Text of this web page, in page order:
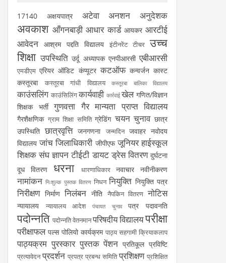
17140 अक्षयपात्र अटेवा अनशन अनुदेशक
अवकाश आँगनबाड़ी आधार कार्ड आयकर आरटीई
आवेदन आश्रम पद्दति विद्यालय इंटीनरेंट टीचर उच्च
शिक्षा उपस्थिति उर्दू अध्यापक एनपीआरसी एबीआरसी
एमडीएम एरियर ऑडिट कंप्यूटर कटऑफ कन्वर्जन कास्ट
कस्तूरबा
कस्तूरबा गांधी विद्यालय कस्तूरबा बालिका विद्यालय
काउंसलिंग काउंसिलिंग कार्यवाही कार्रवाई खेल गणित/विज्ञान
शिक्षक भर्ती
गुणवत्ता गैर मान्यता प्राप्त विद्यालय
गैरशैक्षणिक ग्राम शिक्षा समिति ग्रेडिंग चयन चुनाव छात्र
उपस्थिति छात्रवृत्ति जनगणना जन्मदिन जवाहर नवोदय
विद्यालय जांच जिलाधिकारी जीपीएफ जूनियर हाईस्कूल
शिक्षक संघ ज्ञापन टीईटी डायट ड्रेस वितरण दुर्घटना
दूध वितरण
धरना धारणाधिकार नवाचार नवीनीकरण
नामांकन निःशुल्क पुस्तक वितरण निधन नियुक्ति नियुक्ति पत्र
निरीक्षण निर्माण निलंबन नीति नैपकिन वितरण नोटिस
न्यायालय न्यायालय आदेश पंचायत चुनाव पत्र पदावनति
पदोन्नति पदोन्नति वेतनमानपरिषदीय विद्यालयपरीक्षा
परीक्षाफल पल्स पोलियो कार्यक्रम पाठ्य सहगामी क्रियाकलाप
पाठ्यक्रम पुरस्कार पुस्तक पेंशन प्रतिकूल प्रविष्टि
प्रत्यावेदन प्रदर्शन प्रपत्र प्रबन्ध समिति प्रशिक्षण प्रशिक्षित